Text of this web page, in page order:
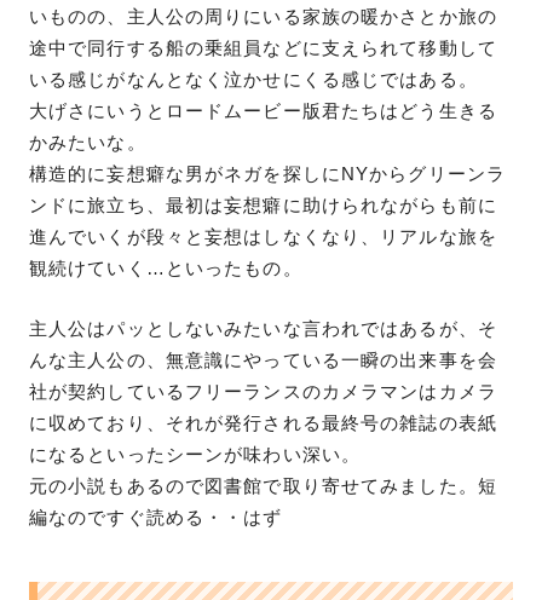
いものの、主人公の周りにいる家族の暖かさとか旅の
途中で同行する船の乗組員などに支えられて移動して
いる感じがなんとなく泣かせにくる感じではある。
大げさにいうとロードムービー版君たちはどう生きる
かみたいな。
構造的に妄想癖な男がネガを探しにNYからグリーンラ
ンドに旅立ち、最初は妄想癖に助けられながらも前に
進んでいくが段々と妄想はしなくなり、リアルな旅を
観続けていく…といったもの。
主人公はパッとしないみたいな言われではあるが、そ
んな主人公の、無意識にやっている一瞬の出来事を会
社が契約しているフリーランスのカメラマンはカメラ
に収めており、それが発行される最終号の雑誌の表紙
になるといったシーンが味わい深い。
元の小説もあるので図書館で取り寄せてみました。短
編なのですぐ読める・・はず